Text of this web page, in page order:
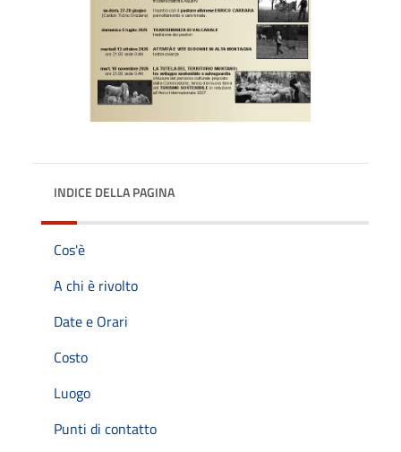
INDICE DELLA PAGINA
Cos'è
A chi è rivolto
Date e Orari
Costo
Luogo
Punti di contatto